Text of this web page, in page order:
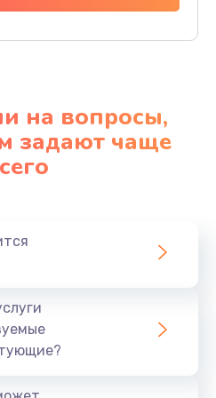
руб.
на вопросы,
задают чаще